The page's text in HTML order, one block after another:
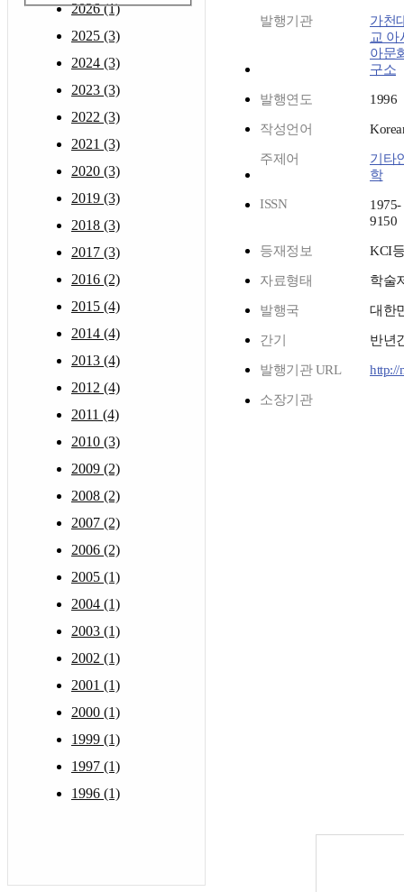
2026 (1)
2025 (3)
2024 (3)
2023 (3)
2022 (3)
2021 (3)
2020 (3)
2019 (3)
2018 (3)
2017 (3)
2016 (2)
2015 (4)
2014 (4)
2013 (4)
2012 (4)
2011 (4)
2010 (3)
2009 (2)
2008 (2)
2007 (2)
2006 (2)
2005 (1)
2004 (1)
2003 (1)
2002 (1)
2001 (1)
2000 (1)
1999 (1)
1997 (1)
1996 (1)
발행기관
가천
교 아
아문
구소
발행연도 1996
작성언어
주제어
기타
학
ISSN
1975-
9150
등재정보 KCI
자료형태 학술
발행국 대한
간기 반년
발행기관 URL http://
소장기관